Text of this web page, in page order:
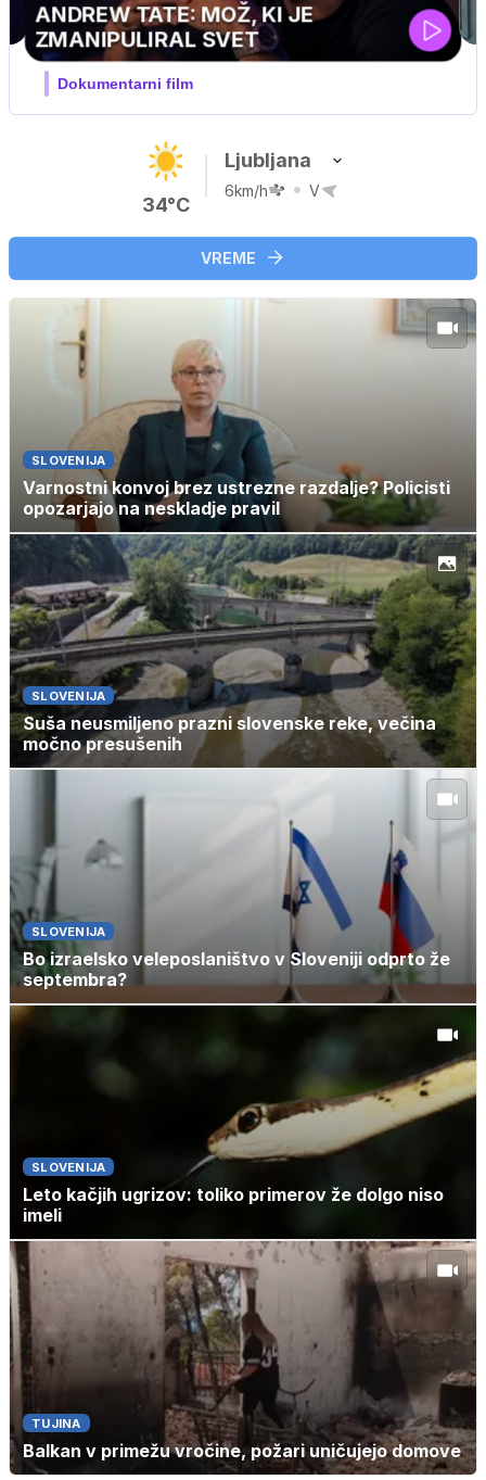
MOJ PRIJATELJ PINGVIN
Film meseca / družinski, pustolovski
34°C
Ljubljana
6km/h V
VREME
SLOVENIJA
Varnostni konvoj brez ustrezne razdalje? Policisti
opozarjajo na neskladje pravil
SLOVENIJA
Suša neusmiljeno prazni slovenske reke, večina
močno presušenih
SLOVENIJA
Bo izraelsko veleposlaništvo v Sloveniji odprto že
septembra?
SLOVENIJA
Leto kačjih ugrizov: toliko primerov že dolgo niso
imeli
TUJINA
Balkan v primežu vročine, požari uničujejo domove